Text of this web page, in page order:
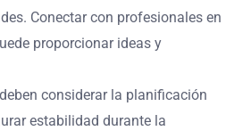
Conectar con profesionales en
proporcionar ideas y
considerar la planificación
estabilidad durante la